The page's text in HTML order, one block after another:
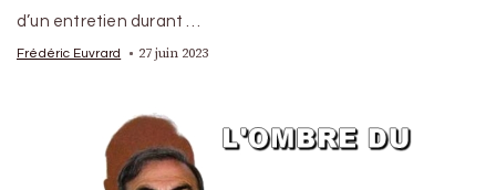
d’un entretien durant …
Frédéric Euvrard 27 juin 2023